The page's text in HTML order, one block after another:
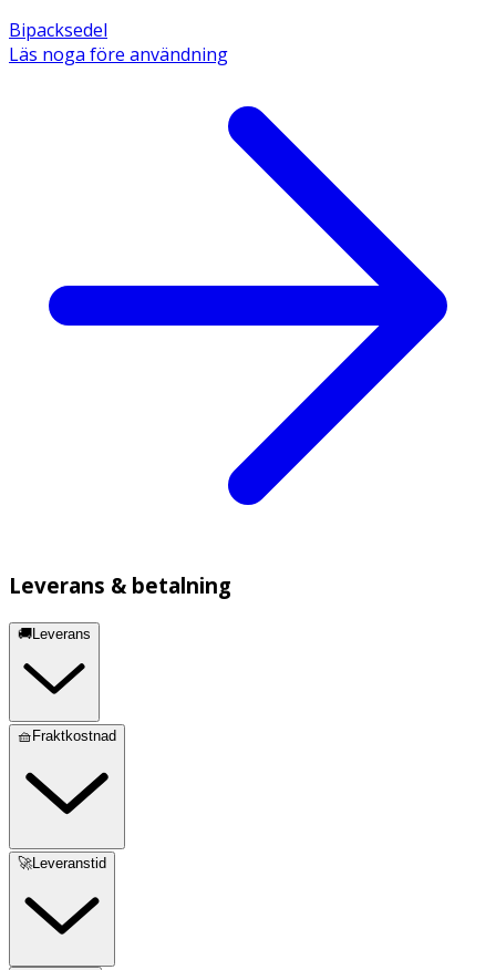
Bipacksedel
Läs noga före användning
Leverans & betalning
🚚Leverans
🧺Fraktkostnad
🚀Leveranstid